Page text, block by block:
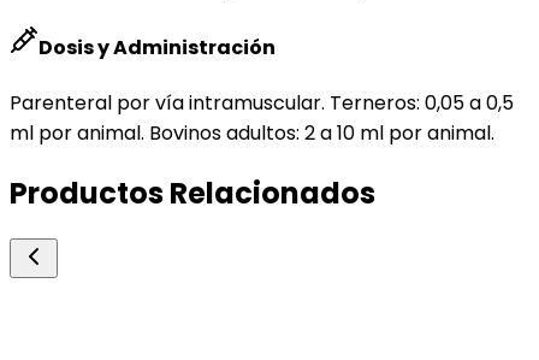
Dosis y Administración
Parenteral por vía intramuscular. Terneros: 0,05 a 0,5
ml por animal. Bovinos adultos: 2 a 10 ml por animal.
Productos Relacionados